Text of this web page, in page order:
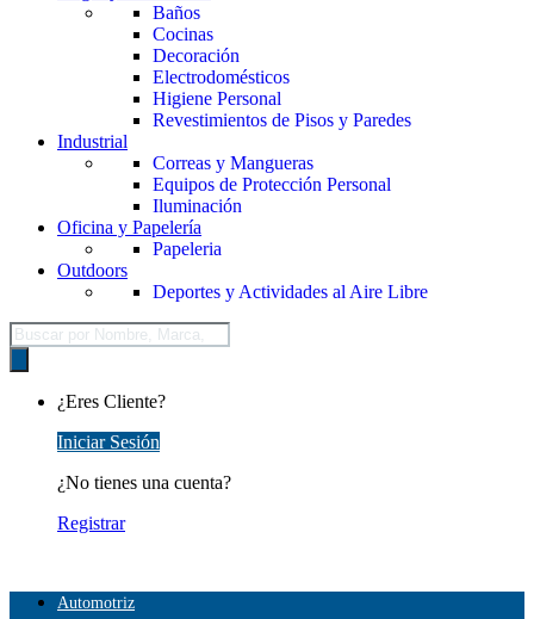
Baños
Cocinas
Decoración
Electrodomésticos
Higiene Personal
Revestimientos de Pisos y Paredes
Industrial
Correas y Mangueras
Equipos de Protección Personal
Iluminación
Oficina y Papelería
Papeleria
Outdoors
Deportes y Actividades al Aire Libre
Búsqueda
de
productos
¿Eres Cliente?
Iniciar Sesión
¿No tienes una cuenta?
Registrar
Automotriz